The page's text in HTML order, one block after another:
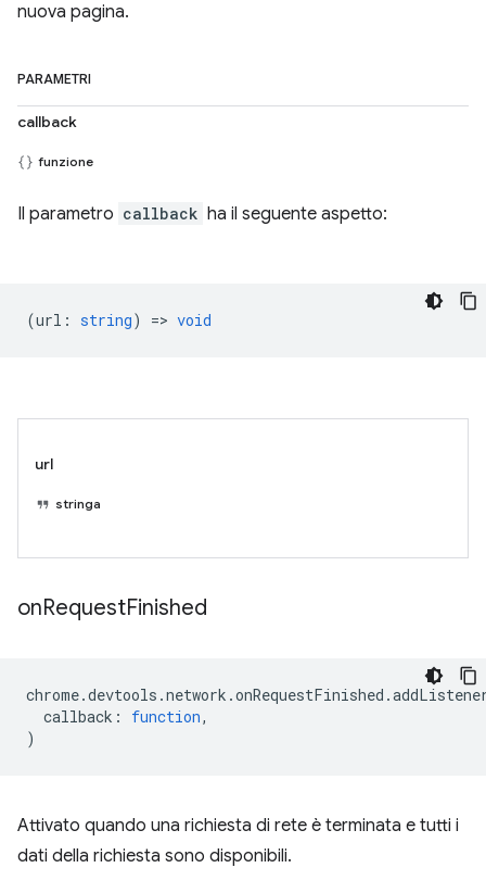
nuova pagina.
PARAMETRI
callback
funzione
Il parametro callback ha il seguente aspetto:
(url : string) => void
url
stringa
onRequestFinished
chrome.devtools .network .onRequestFinished .
callback : function,
)
Attivato quando una richiesta di rete è terminata e tutti i
dati della richiesta sono disponibili.